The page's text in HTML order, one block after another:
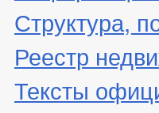
Структура,
Реестр
Тексты